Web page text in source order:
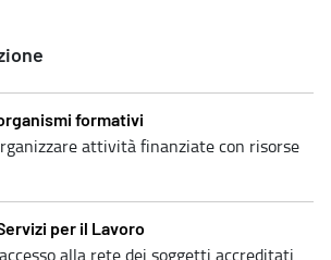
formativi
attività finanziate con risorse
per il Lavoro
alla rete dei soggetti accreditati